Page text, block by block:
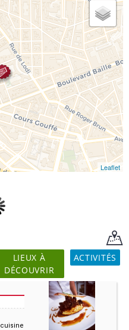
Leaflet
LIEUX À
DÉCOUVRIR
ACTIVITÉS
cuisine